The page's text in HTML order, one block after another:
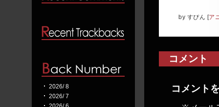
2026/ 8
2026/ 7
by すぴん [ア
コメント
コメント